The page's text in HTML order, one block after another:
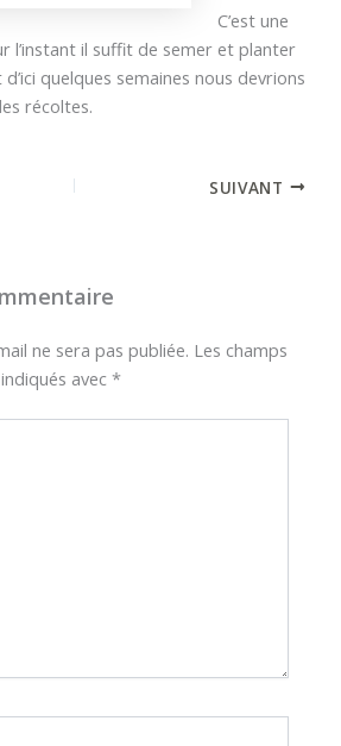
C’est une
l’instant il suffit de semer et planter
quelques semaines nous devrions
récoltes.
SUIVANT
ne sera pas publiée. Les champs
avec*